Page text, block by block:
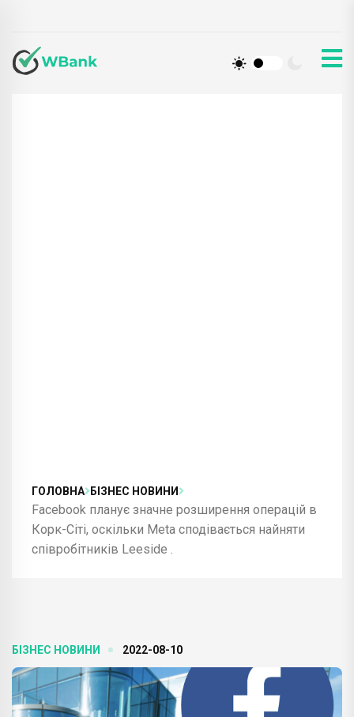
ГОЛОВНА БІЗНЕС НОВИНИ
Facebook планує значне розширення операцій в
Корк-Сіті, оскільки Meta сподівається найняти
співробітників Leeside .
БІЗНЕС НОВИНИ 2022-08-10